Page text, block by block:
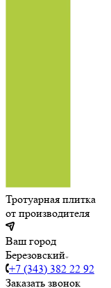
Тротуарная плитка
от производителя
Ваш город
Березовский
+7 (343) 382 22 92
Заказать звонок